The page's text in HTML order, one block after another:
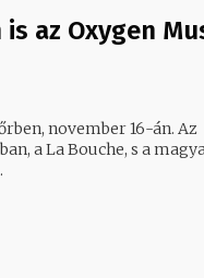
az Oxygen
november 16-án. Az
a La Bouche, s a